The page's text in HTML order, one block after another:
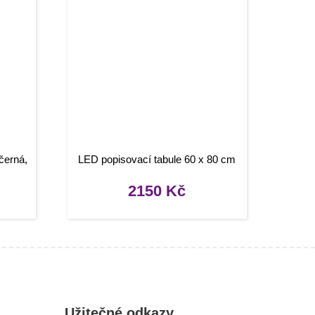
LED popisovací tabule 60 x 80 cm
2150 Kč